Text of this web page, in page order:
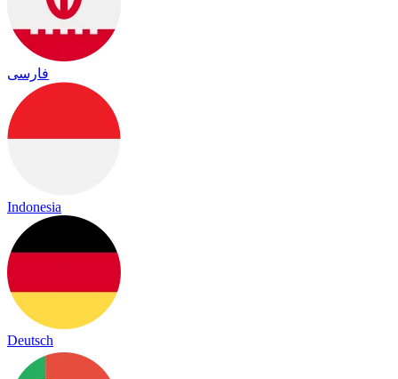
فارسی
Indonesia
Deutsch